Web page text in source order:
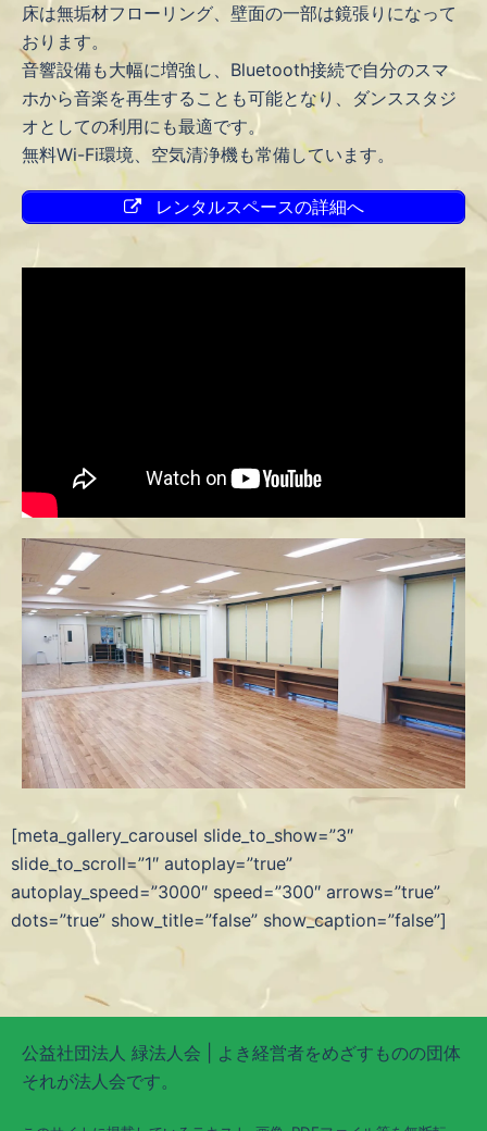
床は無垢材フローリング、壁面の一部は鏡張りになって
おります。
音響設備も大幅に増強し、Bluetooth接続で自分のスマ
ホから音楽を再生することも可能となり、ダンススタジ
オとしての利用にも最適です。
無料Wi-Fi環境、空気清浄機も常備しています。
レンタルスペースの詳細へ
[meta_gallery_carousel slide_to_show=”3″
slide_to_scroll=”1″ autoplay=”true”
autoplay_speed=”3000″ speed=”300″ arrows=”true”
dots=”true” show_title=”false” show_caption=”false”]
公益社団法人 緑法人会 | よき経営者をめざすものの団体
それが法人会です。